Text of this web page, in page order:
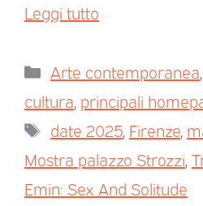
Leggi tutto
Arte contemporanea
cultura principali
date 2025 Firenze
Mostra palazzo Strozzi
Emin: Sex And Solitude